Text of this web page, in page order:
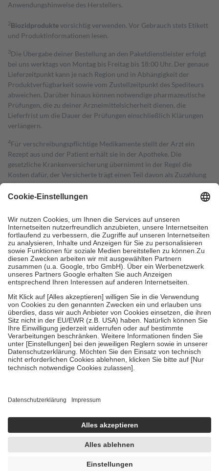
Anwendungshinweise des Herstellers.
2Biozidproduktevorsichtig verwenden. Vor Gebrauch stets Etikett
und Produktinformationen lesen.
3Die Übergabe deiner Bestellung an den Paketdienstleister erfolgt
bei uns werktags von Montag bis Freitag bis 18:00 Uhr. Der genaue
Lieferzeitpunkt kann je nach Region und in Abhängigkeit der
Produktverfügbarkeit sowie vom Zustellzeitpunkt des Spediteurs
abweichen. Darüber hinaus können notwendige pharmazeutische
Prüfungen, die zu deiner Arzneimittelsicherheit dienen, die
Lieferfrist um die Dauer der Prüfungen einschließlich Klärungen
verlängern.
4Für verschreibungspflichtige Medikamente stellt der Arzt ein
Rezept aus und der Patient erhält sie in der Apotheke. Die
gesetzliche Krankenversicherung übernimmt in der Regel die
Kosten dafür, der Versicherte trägt einen Teil davon als Zuzahlung
mit.
Grundsätzlich leisten Mitglieder Zuzahlungen in Höhe von zehn
höchstens zehn Euro.
Es sind jedoch nie mehr als die tatsächlichen
Kosten der Leistung zu entrichten.
Diese Regeln gelten grundsätzlich auch für Online-Apotheken.
Bei Heilmitteln und häuslicher Krankenpflege beträgt die
Zuzahlung zehn Prozent der Kosten sowie zehn Euro je
Verordnung.
Um das Engagement der Versicherten für ihre eigene Gesundheit zu
stärken und die besondere Stellung der Familie zu unterstützen,
fallenkeine Zuzahlungenan bei:
• Kindern und Jugendlichen bis zum vollendeten 18. Lebensjahr
mit Ausnahme der Fahrkosten
• Untersuchungen zur Vorsorge und Früherkennung, die von der
GKV getragen werden
• empfohlenen Schutzimpfungen
• Harn- und Blutteststreifen
getroffen, um sicherzustellen, dass es sich um echte Bewertungen
https://help.etrusted.com/hc/de/articles/4419944605341
Einige Bilder und Inhalte wurden unter Zuhilfenahme künstlicher